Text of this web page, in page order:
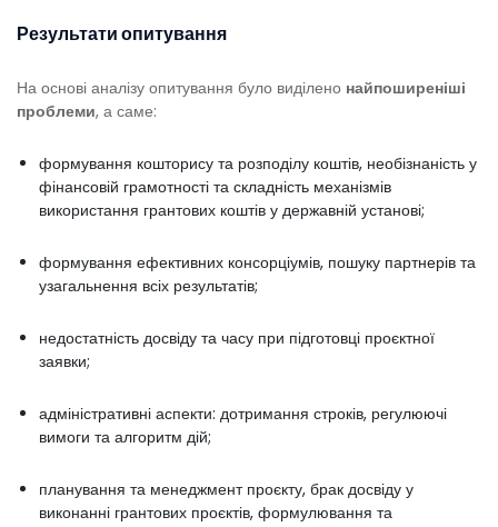
Результати опитування
На основі аналізу опитування було виділено найпоширеніші
проблеми, а саме:
формування кошторису та розподілу коштів, необізнаність у
фінансовій грамотності та складність механізмів
використання грантових коштів у державній установі;
формування ефективних консорціумів, пошуку партнерів та
узагальнення всіх результатів;
недостатність досвіду та часу при підготовці проєктної
заявки;
адміністративні аспекти: дотримання строків, регулюючі
вимоги та алгоритм дій;
планування та менеджмент проєкту, брак досвіду у
виконанні грантових проєктів, формулювання та